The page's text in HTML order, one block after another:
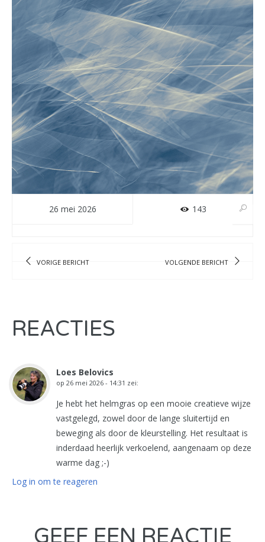
26 mei 2026 143
VORIGE BERICHT VOLGENDE BERICHT
REACTIES
Loes Belovics
op 26 mei 2026 - 14:31 zei:
Je hebt het helmgras op een mooie creatieve wijze
vastgelegd, zowel door de lange sluitertijd en
beweging als door de kleurstelling. Het resultaat is
inderdaad heerlijk verkoelend, aangenaam op deze
warme dag ;-)
Log in om te reageren
GEEF EEN REACTIE